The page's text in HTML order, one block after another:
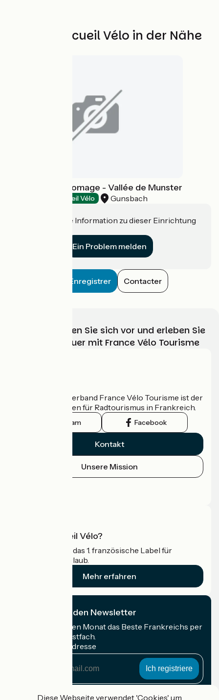
Weitere Accueil Vélo in der Nähe
La Maison du Fromage - Vallée de Munster
Accueil Vélo Gunsbach
Haben Sie eine Information zu dieser Einrichtung
Ein Problem melden
Enregistrer Contacter
Wählen, bereiten Sie sich vor und erleben Sie
Ihr Radabenteuer mit France Vélo Tourisme
Der nationale Verband France Vélo Tourisme ist der
offizielle Leitfaden für Radtourismus in Frankreich.
Instagram Facebook
Kontakt
Unsere Mission
Was ist Accueil Vélo?
Accueil Vélo ist das 1. französische Label für
Radfahrer im Urlaub.
Mehr erfahren
Ich abonniere den Newsletter
Erhalten Sie jeden Monat das Beste Frankreichs per
Rad in Ihrem Postfach.
Meine E-Mail-Adresse
AdresseDiese Webseite verwendet 'Cookies' um